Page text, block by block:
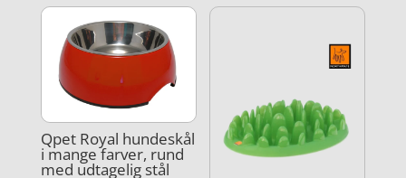
Qpet Royal hundeskål
i mange farver, rund
med udtagelig stål